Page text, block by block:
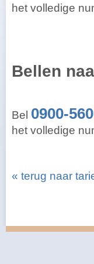
het volledige
Bellen
Bel 0900-
het volledige
« terug naar